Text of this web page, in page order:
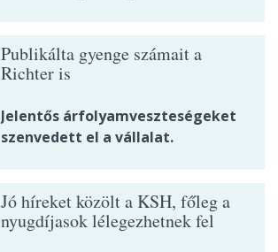
Publikálta gyenge számait a
Richter is
Jelentős árfolyamveszteségeket
szenvedett el a vállalat.
Jó híreket közölt a KSH, főleg a
nyugdíjasok lélegezhetnek fel